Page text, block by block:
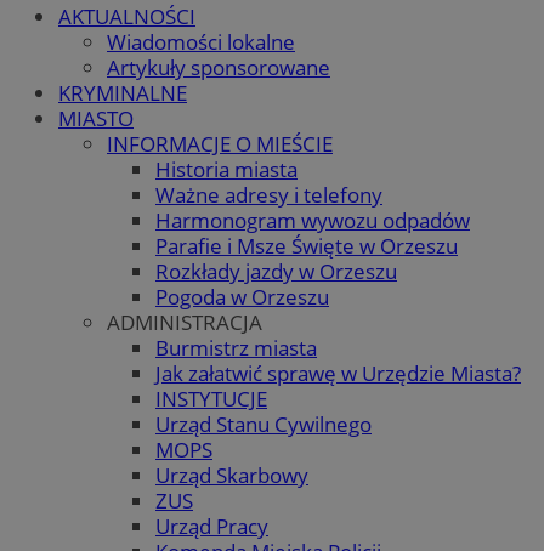
AKTUALNOŚCI
Wiadomości lokalne
Artykuły sponsorowane
KRYMINALNE
MIASTO
INFORMACJE O MIEŚCIE
Historia miasta
Ważne adresy i telefony
Harmonogram wywozu odpadów
Parafie i Msze Święte w Orzeszu
Rozkłady jazdy w Orzeszu
Pogoda w Orzeszu
ADMINISTRACJA
Burmistrz miasta
Jak załatwić sprawę w Urzędzie Miasta?
INSTYTUCJE
Urząd Stanu Cywilnego
MOPS
Urząd Skarbowy
ZUS
Urząd Pracy